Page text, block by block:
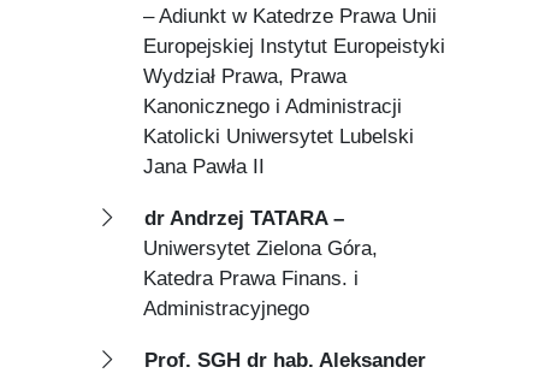
– Adiunkt w Katedrze Prawa Unii
Europejskiej Instytut Europeistyki
Wydział Prawa, Prawa
Kanonicznego i Administracji
Katolicki Uniwersytet Lubelski
Jana Pawła II
dr Andrzej TATARA –
Uniwersytet Zielona Góra,
Katedra Prawa Finans. i
Administracyjnego
Prof. SGH dr hab. Aleksander